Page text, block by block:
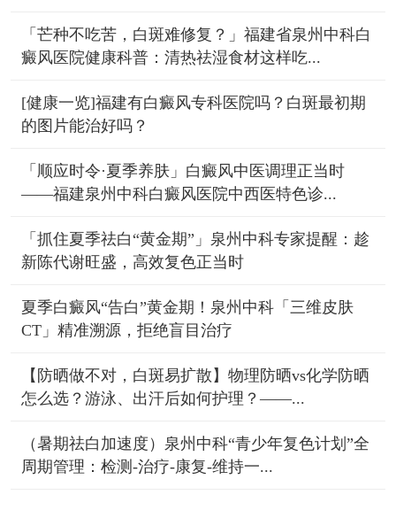
「芒种不吃苦，白斑难修复？」福建省泉州中科白
癜风医院健康科普：清热祛湿食材这样吃...
[健康一览]福建有白癜风专科医院吗？白斑最初期
的图片能治好吗？
「顺应时令·夏季养肤」白癜风中医调理正当时
——福建泉州中科白癜风医院中西医特色诊...
「抓住夏季祛白“黄金期”」泉州中科专家提醒：趁
新陈代谢旺盛，高效复色正当时
夏季白癜风“告白”黄金期！泉州中科「三维皮肤
CT」精准溯源，拒绝盲目治疗
【防晒做不对，白斑易扩散】物理防晒vs化学防晒
怎么选？游泳、出汗后如何护理？——...
（暑期祛白加速度）泉州中科“青少年复色计划”全
周期管理：检测-治疗-康复-维持一...